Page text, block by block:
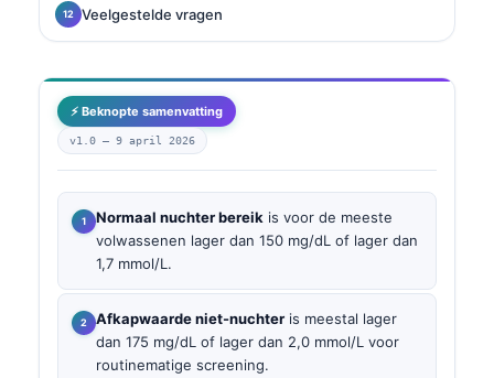
Veelgestelde vragen
⚡ Beknopte samenvatting
v1.0 — 9 april 2026
Normaal nuchter bereik is voor de meeste
volwassenen lager dan 150 mg/dL of lager dan
1,7 mmol/L.
Afkapwaarde niet-nuchter is meestal lager
dan 175 mg/dL of lager dan 2,0 mmol/L voor
routinematige screening.